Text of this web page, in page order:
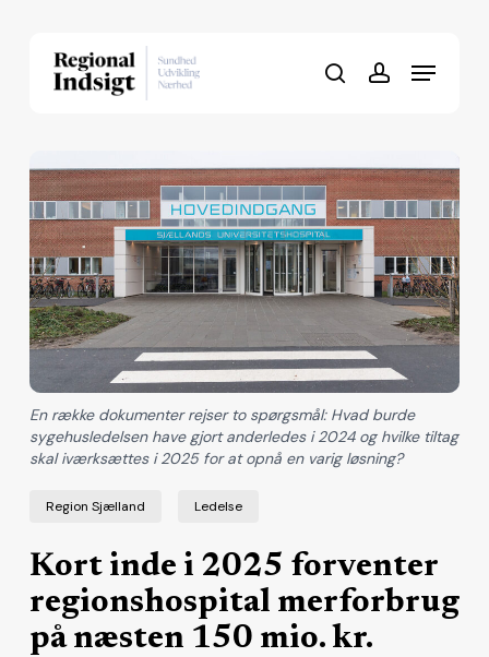
searchaccount
Menu
Region Sjælland Ledelse
Kort inde i 2025 forventer
regionshospital merforbrug
på næsten 150 mio. kr.
En række dokumenter rejser to spørgsmål: Hvad burde
sygehusledelsen have gjort anderledes i 2024 og hvilke tiltag
skal iværksættes i 2025 for at opnå en varig løsning?
Close